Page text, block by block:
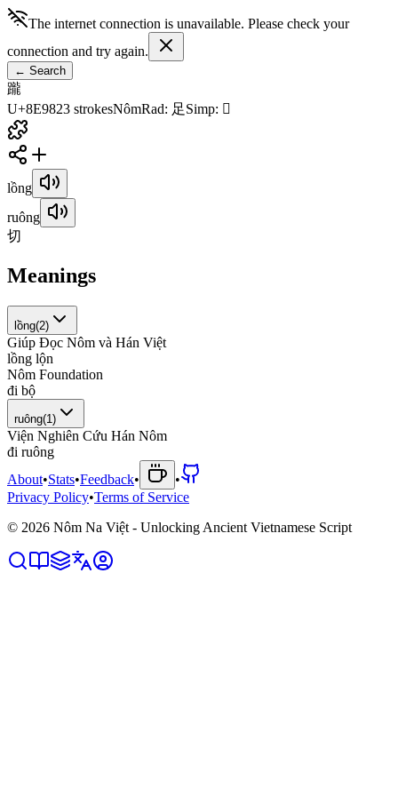
The internet connection is unavailable. Please check your
connection and try again.
← Search
躘
U+8E9823 strokesNômRad: 足Simp: 𨀁
lồng
ruông
切
Meanings
lồng(2)
Giúp Đọc Nôm và Hán Việt
lồng lộn
Nôm Foundation
đi bộ
ruông(1 )
Viện Nghiên Cứu Hán Nôm
đi ruông
About•Stats•Feedback•
•
Privacy Policy•Terms of Service
© 2026 Nôm Na Việt - Unlocking Ancient Vietnamese Script